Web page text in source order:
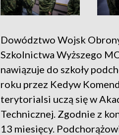
Dowództwo Wojsk
Szkolnictwa Wyższego
nawiązuje do szkoły
roku przez Kedyw
terytorialsi uczą się w
Technicznej. Zgodnie z
13 miesięcy.